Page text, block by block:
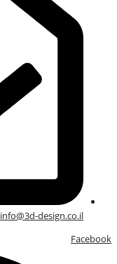
info@3d-design.co.il
Facebook